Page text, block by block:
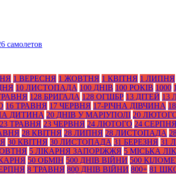
самолетов
1 ВЕРЕСНЯ 1 ЖОВТНЯ 1 КВІТНЯ 1 ЛИПНЯ
10 ЛИСТОПАДА 100 ДНІВ 100 РОКІВ 1000
128 БРИГАДА 128 ОГШБР 13 ДІТЕЙ 13
16 ТРАВНЯ 17 ЧЕРВНЯ 17-РІЧНА ДІВЧИНА
ДИТИНА 20 ДНІВ У МАРІУПОЛІ 20
23 ТРАВНЯ 23 ЧЕРВНЯ 24 ЛЮТОГО 24 СЕРПНЯ
28 КВІТНЯ 28 ЛИПНЯ 28 ЛИСТОПАДА
30 КВІТНЯ 30 ЛИСТОПАДА 31 БЕРЕЗНЯ 31
5 ЛІКАРНЯ ЗАПОРІЖЖЯ 5 МІСЬКА
50 ОБМІН 500 ДНІВ ВІЙНИ 500
8 ТРАВНЯ 800 ДНІВ ВІЙНИ 800+ 81